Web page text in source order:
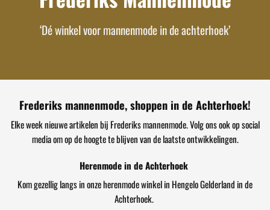
‘Dé winkel voor mannenmode in de achterhoek’
Frederiks mannenmode, shoppen in de Achterhoek!
Elke week nieuwe artikelen bij Frederiks mannenmode. Volg ons ook op social
media om op de hoogte te blijven van de laatste ontwikkelingen.
Herenmode in de Achterhoek
Kom gezellig langs in onze herenmode winkel in Hengelo Gelderland in de
Achterhoek.